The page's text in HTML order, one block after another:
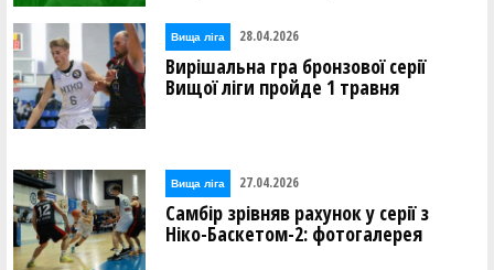
Вища лiга 28.04.2026
Вирішальна гра бронзової серії
Вищої ліги пройде 1 травня
Вища лiга 27.04.2026
Самбір зрівняв рахунок у серії з
Ніко-Баскетом-2: фотогалерея